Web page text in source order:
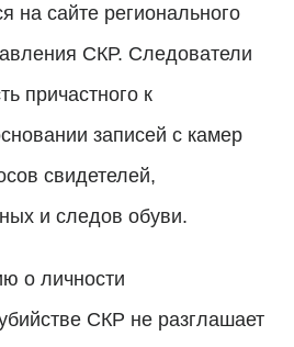
на сайте регионального
СКР. Следователи
причастного к
записей с камер
свидетелей,
и следов обуви.
о личности
СКР не разглашает